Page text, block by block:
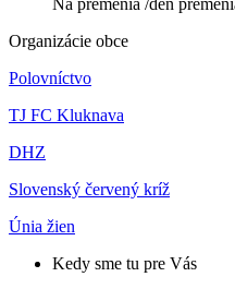
Organizácie obce
Polovníctvo
TJ FC Kluknava
DHZ
Slovenský červený kríž
Únia žien
Kedy sme tu pre Vás